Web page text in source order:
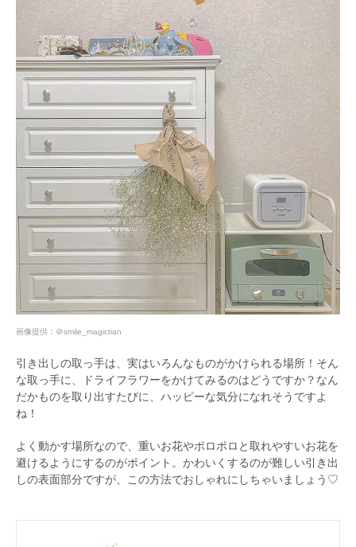
画像提供： ＠smile_magictian
引き出しの取っ手は、実はいろんなものがかけられる場所！そん
な取っ手に、ドライフラワーをかけてみるのはどうですか？なん
だかものを取り出すたびに、ハッピーな気分になれそうですよ
ね！
よく動かす場所なので、重いお花やポロポロと取れやすいお花を
避けるようにするのがポイント。かわいくするのが難しい引き出
しの表面部分ですが、この方法でおしゃれにしちゃいましょう♡